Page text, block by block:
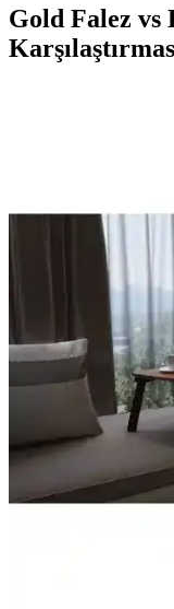
Gold Falez vs